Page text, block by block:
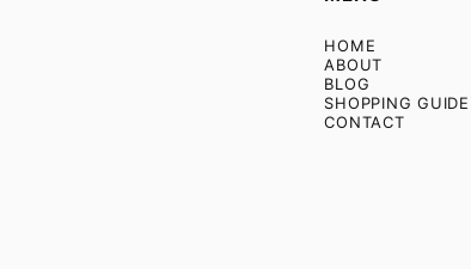
HOME
ABOUT
BLOG
SHOPPING GUIDE
CONTACT